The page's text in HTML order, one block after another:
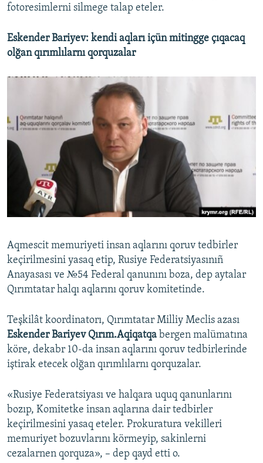
fotoresimlerni silmege talap eteler.
Eskender Bariyev: kendi aqları içün mitingge çıqacaq
olğan qırımlılarnı qorquzalar
Aqmescit memuriyeti insan aqlarını qoruv tedbirler
keçirilmesini yasaq etip, Rusiye Federatsiyasınıñ
Anayasası ve №54 Federal qanunını boza, dep aytalar
Qırımtatar halqı aqlarını qoruv komitetinde.
Teşkilât koordinatorı, Qırımtatar Milliy Meclis azası
Eskender Bariyev Qırım.Aqiqatqa bergen malümatına
köre, dekabr 10-da insan aqlarını qoruv tedbirlerinde
iştirak etecek olğan qırımlılarnı qorquzalar.
«Rusiye Federatsiyası ve halqara uquq qanunlarını
bozıp, Komitetke insan aqlarına dair tedbirler
keçirilmesini yasaq eteler. Prokuratura vekilleri
memuriyet bozuvlarını körmeyip, sakinlerni
cezalarnen qorquza», – dep qayd etti o.